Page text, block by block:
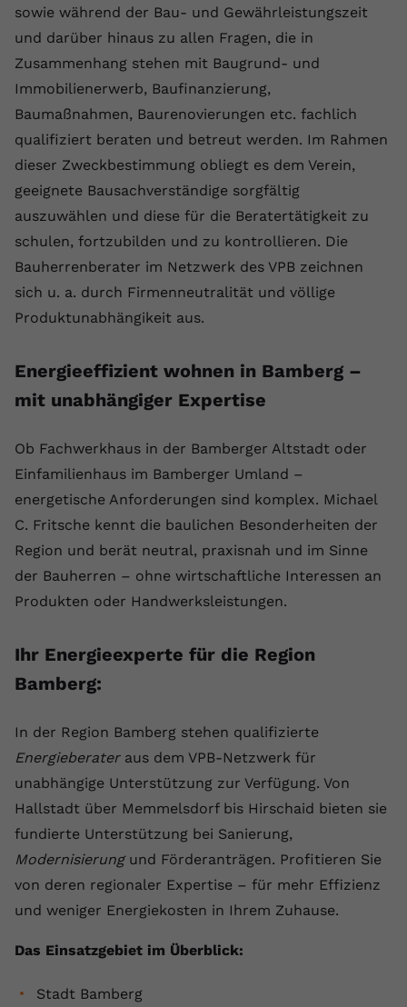
sowie während der Bau- und Gewährleistungszeit
und darüber hinaus zu allen Fragen, die in
Zusammenhang stehen mit Baugrund- und
Immobilienerwerb, Baufinanzierung,
Baumaßnahmen, Baurenovierungen etc. fachlich
qualifiziert beraten und betreut werden. Im Rahmen
dieser Zweckbestimmung obliegt es dem Verein,
geeignete Bausachverständige sorgfältig
auszuwählen und diese für die Beratertätigkeit zu
schulen, fortzubilden und zu kontrollieren. Die
Bauherrenberater im Netzwerk des VPB zeichnen
sich u. a. durch Firmenneutralität und völlige
Produktunabhängikeit aus.
Energieeffizient wohnen in Bamberg –
mit unabhängiger Expertise
Ob Fachwerkhaus in der Bamberger Altstadt oder
Einfamilienhaus im Bamberger Umland –
energetische Anforderungen sind komplex. Michael
C. Fritsche kennt die baulichen Besonderheiten der
Region und berät neutral, praxisnah und im Sinne
der Bauherren – ohne wirtschaftliche Interessen an
Produkten oder Handwerksleistungen.
Ihr Energieexperte für die Region
Bamberg:
In der Region Bamberg stehen qualifizierte
Energieberateraus dem VPB-Netzwerk für
unabhängige Unterstützung zur Verfügung. Von
Hallstadt über Memmelsdorf bis Hirschaid bieten sie
fundierte Unterstützung bei Sanierung,
Modernisierungund Förderanträgen. Profitieren Sie
von deren regionaler Expertise – für mehr Effizienz
und weniger Energiekosten in Ihrem Zuhause.
Das Einsatzgebiet im Überblick:
Stadt Bamberg